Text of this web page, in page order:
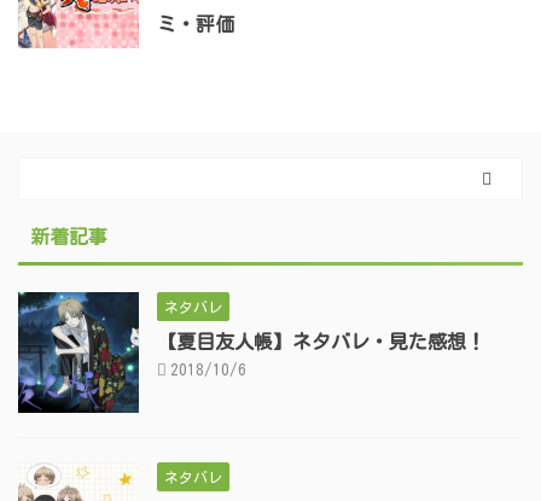
ミ・評価
新着記事
ネタバレ
【夏目友人帳】ネタバレ・見た感想！
2018/10/6
ネタバレ